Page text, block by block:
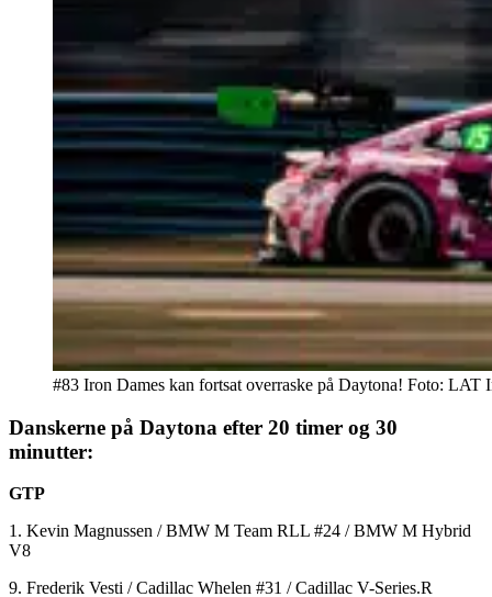
#83 Iron Dames kan fortsat overraske på Daytona! Foto: LAT
Danskerne på Daytona efter 20 timer og 30
minutter:
GTP
1. Kevin Magnussen / BMW M Team RLL #24 / BMW M Hybrid
V8
9. Frederik Vesti / Cadillac Whelen #31 / Cadillac V-Series.R